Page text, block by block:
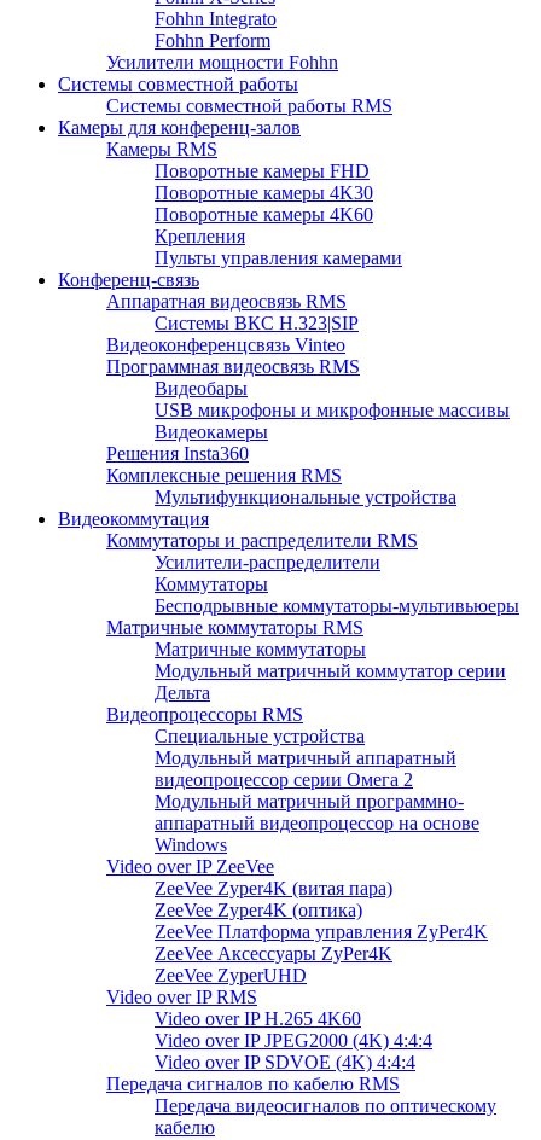
Fohhn Integrato
Fohhn Perform
Усилители мощности Fohhn
Системы совместной работы
Системы совместной работы RMS
Камеры для конференц-залов
Камеры RMS
Поворотные камеры FHD
Поворотные камеры 4K30
Поворотные камеры 4K60
Крепления
Пульты управления камерами
Конференц-связь
Аппаратная видеосвязь RMS
Системы ВКС H.323|SIP
Видеоконференцсвязь Vinteo
Программная видеосвязь RMS
Видеобары
USB микрофоны и микрофонные массивы
Видеокамеры
Решения Insta360
Комплексные решения RMS
Мультифункциональные устройства
Видеокоммутация
Коммутаторы и распределители RMS
Усилители-распределители
Коммутаторы
Бесподрывные коммутаторы-мультивьюеры
Матричные коммутаторы RMS
Матричные коммутаторы
Модульный матричный коммутатор серии
Дельта
Видеопроцессоры RMS
Специальные устройства
Модульный матричный аппаратный
видеопроцессор серии Омега 2
Модульный матричный программно-
аппаратный видеопроцессор на основе
Windows
Video over IP ZeeVee
ZeeVee Zyper4K (витая пара)
ZeeVee Zyper4K (оптика)
ZeeVee Платформа управления ZyPer4K
ZeeVee Аксессуары ZyPer4K
ZeeVee ZyperUHD
Video over IP RMS
Video over IP H.265 4K60
Video over IP JPEG2000 (4K) 4:4:4
Video over IP SDVOE (4K) 4:4:4
Передача сигналов по кабелю RMS
Передача видеосигналов по оптическому
кабелю